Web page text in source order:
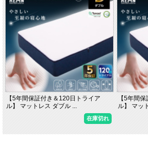
【5年間保証付き＆120日トライア
ル】 マットレス ダブル ...
在庫切れ
【5年間保
ル】 マッ